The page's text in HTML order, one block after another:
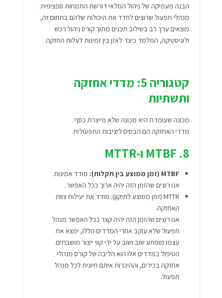
הבנה מעמיקה של ניהול המלאי דורשת התמחות ספציפית.
מנהלי תפעול שרוצים לחדד את היכולות שלהם בתחום זה,
מוצאים ערך רב בשילוב תכנים מתוך קורס ניהול רכש
ולוגיסטיקה, המלמד כיצד לאזן בין זמינות לעלות החזקה.
קטגוריה 5: מדדי אחזקה
ותשתיות
מכונה שעומדת היא מכונה שלא מייצרת כסף.
מדדי האחזקה הם הבסיס ליציבות התפעולית.
8. MTBF ו-MTTR
MTBF (זמן ממוצע בין תקלות):
מודד אמינות.
אנו רוצים שהזמן הזה יהיה ארוך ככל האפשר.
MTTR (זמן ממוצע לתיקון): מודד את יעילות צוות
האחזקה.
אנו רוצים שהזמן הזה יהיה קצר ככל האפשר.מנהל
תפעול שלא עוקב אחרי המדדים הללו, ימצא את
עצמו מופתע שוב ושוב על ידי קווי ייצור מושבתים.
הטיפול במדדים אלו הוא הליבה של קורס מנהלי
אחזקה בכירים, וההיכרות איתם חיונית לכל מנהל
תפעול.